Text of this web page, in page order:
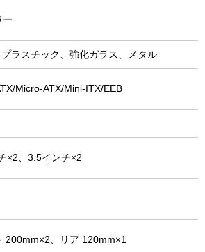
ー
ラスチック、強化ガラス、メタル
Micro-ATX/Mini-ITX/EEB
×2、3.5インチ×2
200mm×2、リア 120mm×1